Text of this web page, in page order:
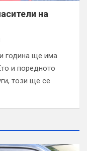
на
година ще има
и поредното
този ще се